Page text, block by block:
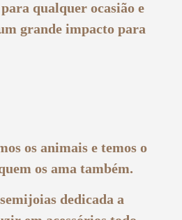
qualquer ocasião e
grande impacto para
os animais e temos o
os ama também.
dedicada a